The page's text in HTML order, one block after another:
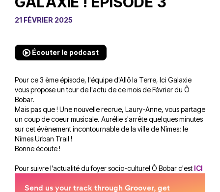
21 FÉVRIER 2025
Écouter le podcast
Pour ce 3 ème épisode, l'équipe d'Allô la Terre, Ici Galaxie
vous propose un tour de l'actu de ce mois de Février du Ô
Bobar.
Mais pas que ! Une nouvelle recrue, Laury-Anne, vous partage
un coup de coeur musicale. Aurélie s'arrête quelques minutes
sur cet évènement incontournable de la ville de Nîmes: le
Nîmes Urban Trail !
Bonne écoute !
Pour suivre l'actualité du foyer socio-culturel Ô Bobar c'est ICI